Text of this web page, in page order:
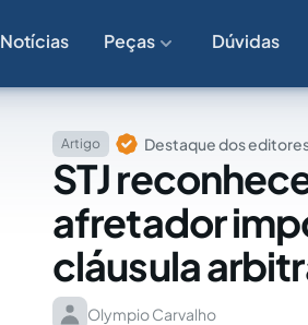
Notícias Peças Dúvidas
Artigo Destaque dos
STJ
afretador
cláusula
Olympio Carvalho